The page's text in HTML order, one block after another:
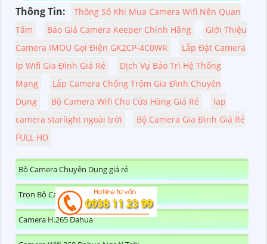
Thông Tin:
Thông Số Khi Mua Camera Wifi Nên Quan
Tâm
Báo Giá Camera Keeper Chính Hãng
Giới Thiệu
Camera IMOU Gọi Điện GK2CP-4C0WR
Lắp Đặt Camera
Ip Wifi Gia Đình Giá Rẻ
Dịch Vụ Bảo Trì Hệ Thống
Mạng
Lắp Camera Chống Trộm Gia Đình Chuyên
Dụng
Bộ Camera Wifi Cho Cửa Hàng Giá Rẻ
lap
camera starlight ngoài trời
Bộ Camera Gia Đình Giá Rẻ
FULL HD
Bộ Camera Chuyên Dụng giá rẻ
Trọn Bộ Camera Nên Dùng
Camera H.265 Dahua